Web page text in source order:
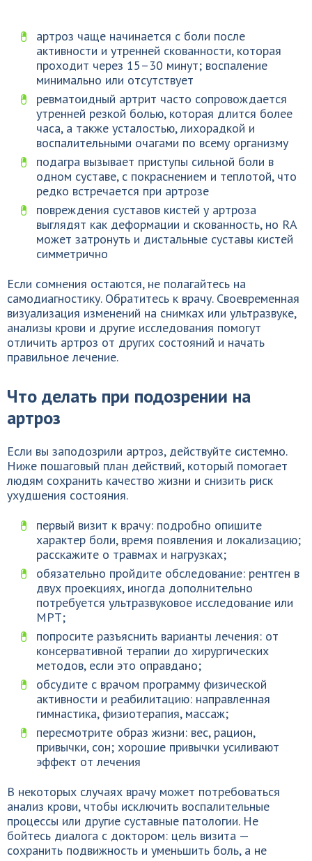
артроз чаще начинается с боли после
активности и утренней скованности, которая
проходит через 15–30 минут; воспаление
минимально или отсутствует
ревматоидный артрит часто сопровождается
утренней резкой болью, которая длится более
часа, а также усталостью, лихорадкой и
воспалительными очагами по всему организму
подагра вызывает приступы сильной боли в
одном суставе, с покраснением и теплотой, что
редко встречается при артрозе
повреждения суставов кистей у артроза
выглядят как деформации и скованность, но RA
может затронуть и дистальные суставы кистей
симметрично
Если сомнения остаются, не полагайтесь на
самодиагностику. Обратитесь к врачу. Своевременная
визуализация изменений на снимках или ультразвуке,
анализы крови и другие исследования помогут
отличить артроз от других состояний и начать
правильное лечение.
Что делать при подозрении на
артроз
Если вы заподозрили артроз, действуйте системно.
Ниже пошаговый план действий, который помогает
людям сохранить качество жизни и снизить риск
ухудшения состояния.
первый визит к врачу: подробно опишите
характер боли, время появления и локализацию;
расскажите о травмах и нагрузках;
обязательно пройдите обследование: рентген в
двух проекциях, иногда дополнительно
потребуется ультразвуковое исследование или
МРТ;
попросите разъяснить варианты лечения: от
консервативной терапии до хирургических
методов, если это оправдано;
обсудите с врачом программу физической
активности и реабилитацию: направленная
гимнастика, физиотерапия, массаж;
пересмотрите образ жизни: вес, рацион,
привычки, сон; хорошие привычки усиливают
эффект от лечения
В некоторых случаях врачу может потребоваться
анализ крови, чтобы исключить воспалительные
процессы или другие суставные патологии. Не
бойтесь диалога с доктором: цель визита —
сохранить подвижность и уменьшить боль, а не